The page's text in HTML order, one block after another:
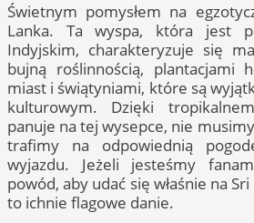
Świetnym pomysłem na
Lanka. Ta wyspa, która jest
Indyjskim, charakteryzuje się
bujną roślinnością, plantacjami
miast i świątyniami, które są
kulturowym. Dzięki
panuje na tej wysepce, nie
trafimy na odpowiednią
wyjazdu. Jeżeli jesteśmy
powód, aby udać się właśnie na
to ichnie flagowe danie.